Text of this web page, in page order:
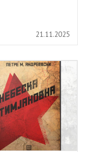
21.11.2025